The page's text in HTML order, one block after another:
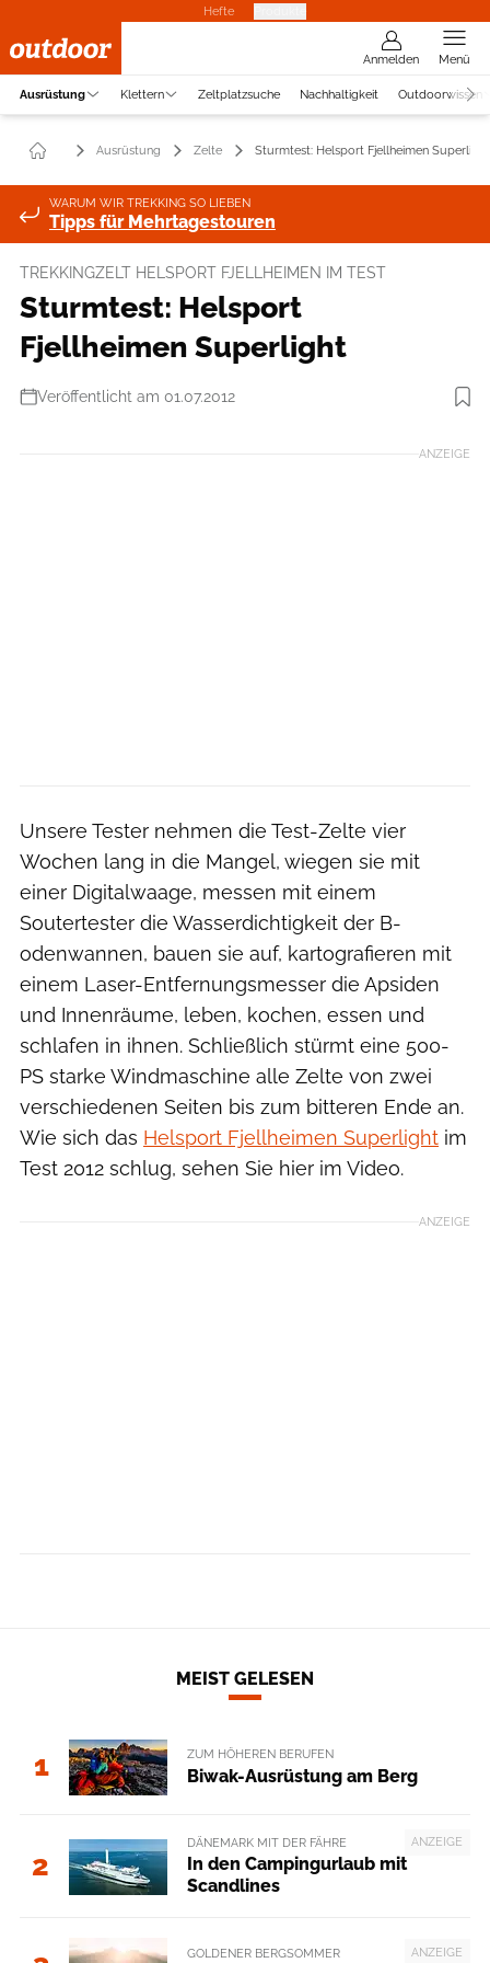
Hefte
Anmelden Menü
Ausrüstung Klettern Zeltplatzsuche Nachhaltigkeit Outdoorwissen
Ausrüstung Zelte Sturmtest: Helsport Fjellheimen Superlight
WARUM WIR TREKKING SO LIEBEN
Tipps für Mehrtagestouren
TREKKINGZELT HELSPORT FJELLHEIMEN IM TEST
Sturmtest: Helsport
Fjellheimen Superlight
Veröffentlicht am 01.07.2012
ANZEIGE
Unsere Tester nehmen die Test-Zelte vier
Wochen lang in die Mangel, wiegen sie mit
einer Digitalwaage, messen mit ­einem
Soutertester die Wasserdichtigkeit der B­
odenwannen, bauen sie auf, kartografieren mit
einem Laser-Entfernungsmesser die Apsiden
und Innenräume, leben, kochen, essen und
schlafen in ihnen. Schließlich stürmt eine 500-
PS starke Windmaschine alle Zelte von zwei
verschiedenen Seiten bis zum bitteren Ende an.
Wie sich das Helsport Fjellheimen Superlight im
Test 2012 schlug, sehen Sie hier im Video.
ANZEIGE
MEIST GELESEN
1 ZUM HÖHEREN BERUFEN
Biwak-Ausrüstung am Berg
2
ANZEIGE
DÄNEMARK MIT DER FÄHRE
In den Campingurlaub mit
Scandlines
ANZEIGE
GOLDENER BERGSOMMER